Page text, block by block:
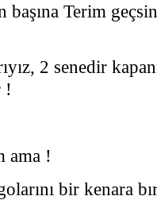
başına Terim
2 senedir
!
ama !
bir kenara